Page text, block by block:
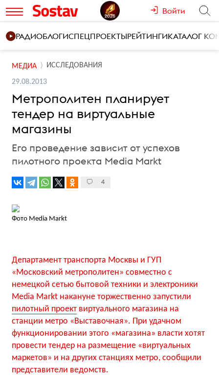
Войти
РАДИОБЛОГИСПЕЦПРОЕКТЫРЕЙТИНГИКАТАЛОГ
МЕДИА ИССЛЕДОВАНИЯ
29.08.2013
Метрополитен планирует
тендер на виртуальные
магазины
Его проведение зависит от успехов
пилотного проекта Media Markt
4
Фото Media Markt
Департамент транспорта Москвы и ГУП
«Московский метрополитен» совместно с
немецкой сетью бытовой техники и электроники
Media Markt накануне торжественно запустили
пилотный проект виртуального магазина на
станции метро «Выставочная». При удачном
функционировании этого «магазина» власти хотят
провести тендер на размещение «виртуальных
маркетов» и на других станциях метро, сообщили
представители ведомств.